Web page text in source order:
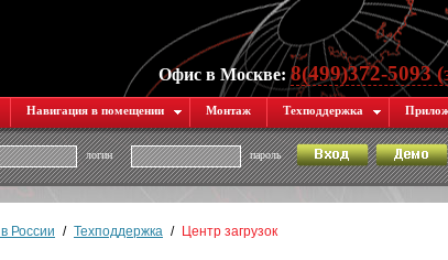
Офис в Москве:8(499)372-5093
Навигация в помещении Монтаж Техподдержка
логин пароль
России / Техподдержка / Центр загрузок